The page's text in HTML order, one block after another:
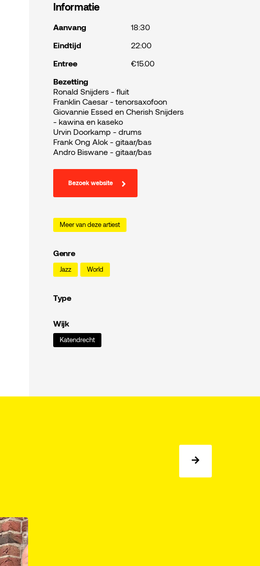
Informatie
Aanvang
18:30
Eindtijd
22:00
Entree
€15.00
Bezetting
Ronald Snijders - fluit
Franklin Caesar - tenorsaxofoon
Giovannie Essed en Cherish Snijders
- kawina en kaseko
Urvin Doorkamp - drums
Frank Ong Alok - gitaar/bas
Andro Biswane - gitaar/bas
Bezoek website
Meer van deze artiest
Genre
Jazz World
Type
Wijk
Katendrecht